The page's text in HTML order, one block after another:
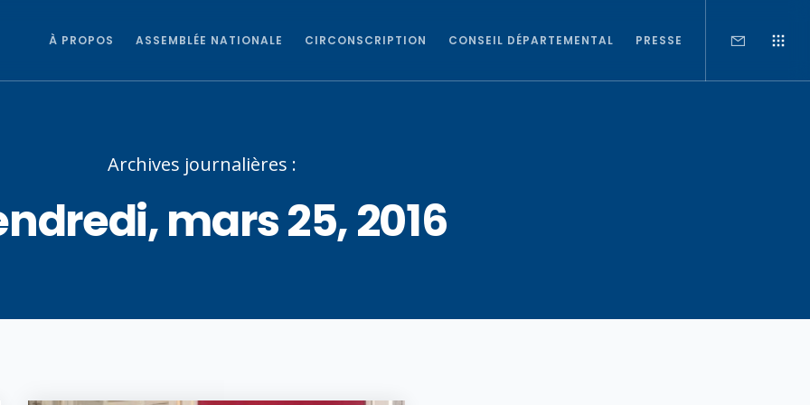
À PROPOS ASSEMBLÉE NATIONALE CIRCONSCRIPTION CONSEIL DÉPARTEMENTAL PRESSE
Archives journalières :
mars 25, 2016